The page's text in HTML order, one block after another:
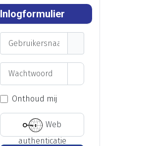
Inlogformulier
Gebruikersnaam
Wachtwoord
Onthoud mij
authenticatie